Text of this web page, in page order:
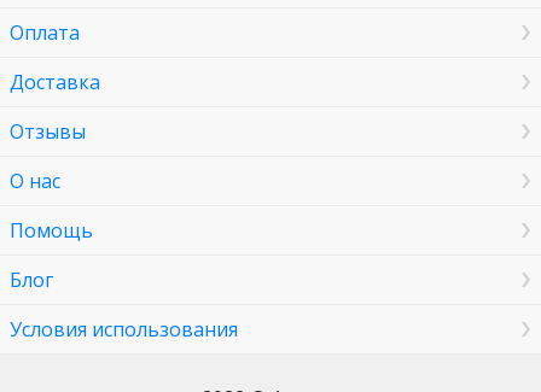
Оплата
Доставка
Отзывы
О нас
Помощь
Блог
Условия использования